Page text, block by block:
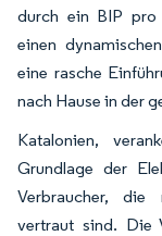
durch ein BIP pro
einen
eine rasche
nach Hause in der
Katalonien,
Grundlage der
Verbraucher, die
vertraut sind. Die